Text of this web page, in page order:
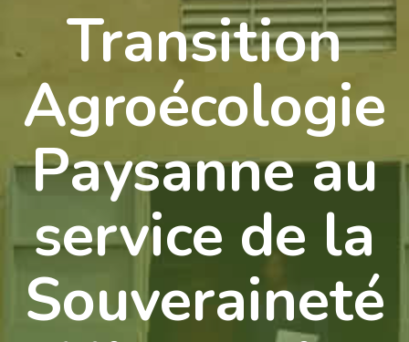
Transition
Agroécologie
Paysanne au
service de la
Souveraineté